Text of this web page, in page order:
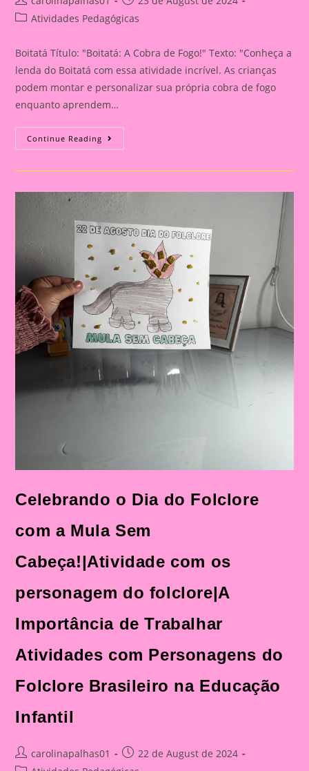
author:
published:
PostAtividades Pedagógicas
Boitatá Título: "Boitatá: A Cobra de Fogo!" Texto: "Conheça a
lenda do Boitatá com essa atividade incrível. As crianças
podem montar e personalizar sua própria cobra de fogo
enquanto aprendem…
Continue Reading Boitatá:
A
Os
Personagem
Folclore|A
Importância
Trabalhar
Atividades
Com
Personagens
Do
Folclore
Brasileiro
Na
Educação
Infantil
Celebrando o Dia do Folclore
com a Mula Sem
Cabeça!|Atividade com os
personagem do folclore|A
Importância de Trabalhar
Atividades com Personagens do
Folclore Brasileiro na Educação
Infantil
Post
author:
carolinapalhas01
Post
published:
22 de August de 2024